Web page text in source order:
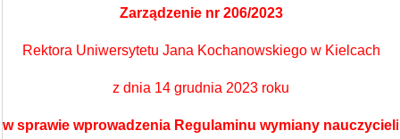
Zarządzenie nr 206/2023
Rektora Uniwersytetu Jana Kochanowskiego w Kielcach
z dnia 14 grudnia 2023 roku
w sprawie wprowadzenia Regulaminu wymiany nauczycieli